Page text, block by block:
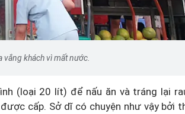
vắng khách vì mất nước.
(loại 20 lít) để nấu ăn và tráng lại
cấp. Sở dĩ có chuyện như vậy bởi